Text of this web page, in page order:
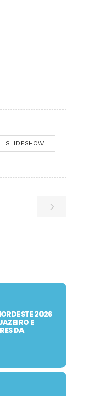
SLIDESHOW
2026
E
DA